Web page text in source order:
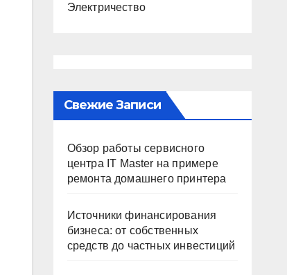
Электричество
Свежие Записи
Обзор работы сервисного
центра IT Master на примере
ремонта домашнего принтера
Источники финансирования
бизнеса: от собственных
средств до частных инвестиций